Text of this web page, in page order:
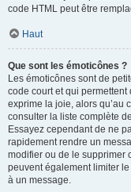
code HTML peut être
Haut
Que sont les émoticônes ?
Les émoticônes sont de
code court et qui permettent
exprime la joie, alors qu’au
consulter la liste complète
Essayez cependant de ne
rapidement rendre un
modifier ou de le supprimer
peuvent également limiter le
à un message.